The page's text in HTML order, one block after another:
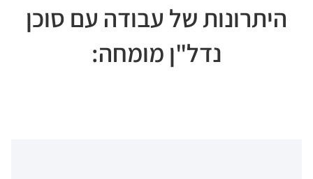
היתרונות של עבודה עם סוכן
נדל"ן מומחה: